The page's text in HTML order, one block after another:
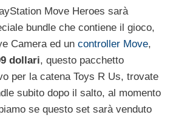
Move Heroes sarà
bundle che contiene il gioco,
Camera ed un controller Move,
dollari, questo pacchetto
per la catena Toys R Us, trovate
subito dopo il salto, al momento
se questo set sarà venduto